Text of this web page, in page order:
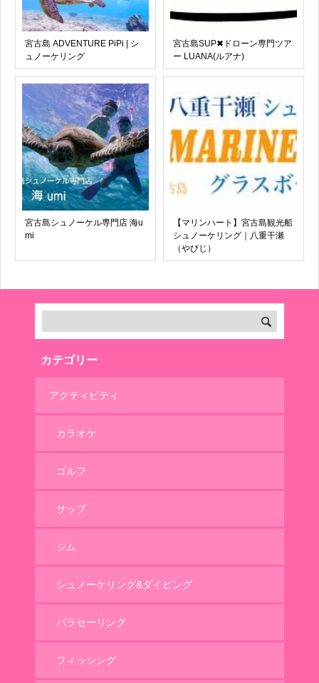
宮古島 ADVENTURE PiPi | シ
ュノーケリング
宮古島SUP✖︎ドローン専門ツア
ー LUANA(ルアナ)
宮古島シュノーケル専門店 海u
mi
【マリンハート】宮古島観光船
シュノーケリング｜八重干瀬
（やびじ）
カテゴリー
アクティビティ
カラオケ
ゴルフ
サップ
ジム
シュノーケリング&ダイビング
パラセーリング
フィッシング